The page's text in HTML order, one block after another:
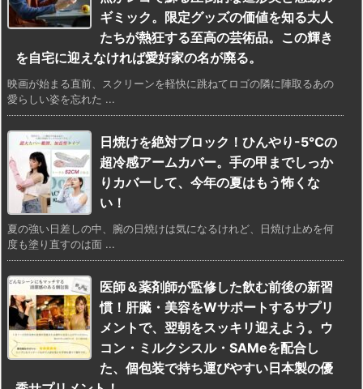
ギミック。限定グッズの価値を知る大人
たちが熱狂する至高の芸術品。この輝き
を自宅に迎えなければ愛好家の名が廃る。
映画が始まる直前、スクリーンを軽快に跳ねてロゴの隣に陣取るあの
愛らしい姿を忘れた ...
日焼けを絶対ブロック！ひんやり-5℃の
超冷感アームカバー。手の甲までしっか
りカバーして、今年の夏はもう怖くな
い！
夏の強い日差しの中、腕の日焼けは気になるけれど、日焼け止めを何
度も塗り直すのは面 ...
医師＆薬剤師が監修した飲む前後の新習
慣！肝臓・美容をWサポートするサプリ
メントで、翌朝をスッキリ迎えよう。ウ
コン・ミルクシスル・SAMeを配合し
た、個包装で持ち運びやすい日本製の優